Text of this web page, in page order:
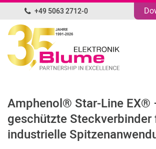
+49 5063 2712-0
Amphenol® Star-Line EX®
geschützte Steckverbinder
industrielle
Produktübersicht
Unternehmen
News